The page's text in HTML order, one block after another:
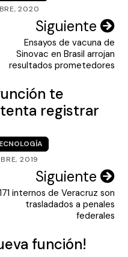
2020
Siguiente
Ensayos de vacuna de
Sinovac en Brasil arrojan
resultados prometedores
te
registrar
2019
Siguiente
171 internos de Veracruz son
trasladados a penales
federales
función!